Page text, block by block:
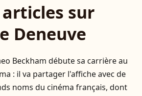
sur
Deneuve
Beckham débute sa carrière au
: il va partager l'affiche avec de
noms du cinéma français, dont